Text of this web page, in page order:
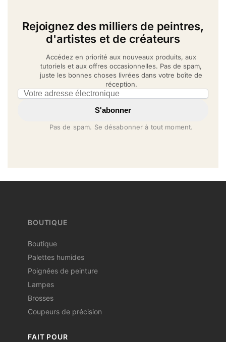
Rejoignez des milliers de peintres,
d'artistes et de créateurs
Accédez en priorité aux nouveaux produits, aux
tutoriels et aux offres occasionnelles. Pas de spam,
juste les bonnes choses livrées dans votre boîte de
réception.
Email address
S'abonner
Pas de spam. Se désabonner à tout moment.
BOUTIQUE
Boutique
Palettes humides
Poignées de peinture
Lampes
Brosses
Coupeurs de précision
FAIT POUR